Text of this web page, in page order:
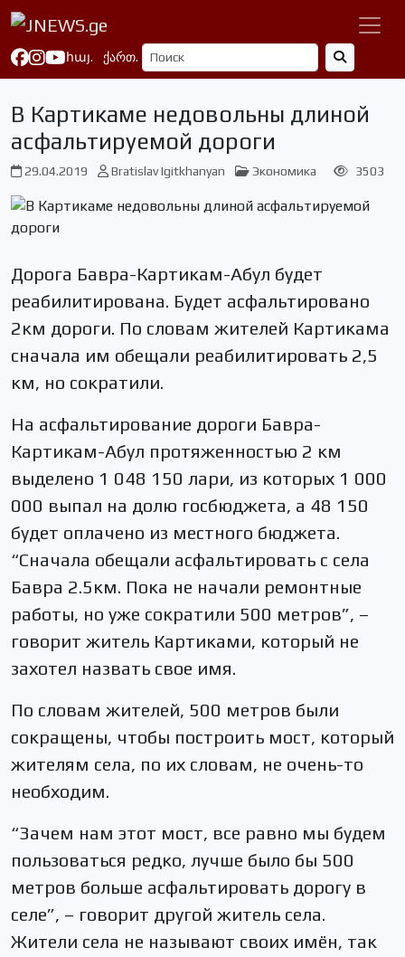
հայ. ქართ.
В Картикаме недовольны длиной
асфальтируемой дороги
29.04.2019 Bratislav Igitkhanyan Экономика 3503
Дорога Бавра-Картикам-Абул будет
реабилитирована. Будет асфальтировано
2км дороги. По словам жителей Картикама
сначала им обещали реабилитировать 2,5
км, но сократили.
На асфальтирование дороги Бавра-
Картикам-Абул протяженностью 2 км
выделено 1 048 150 лари, из которых 1 000
000 выпал на долю госбюджета, а 48 150
будет оплачено из местного бюджета.
“Сначала обещали асфальтировать с села
Бавра 2.5км. Пока не начали ремонтные
работы, но уже сократили 500 метров”, –
говорит житель Картиками, который не
захотел назвать свое имя.
По словам жителей, 500 метров были
сокращены, чтобы построить мост, который
жителям села, по их словам, не очень-то
необходим.
“Зачем нам этот мост, все равно мы будем
пользоваться редко, лучше было бы 500
метров больше асфальтировать дорогу в
селе”, – говорит другой житель села.
Жители села не называют своих имён, так